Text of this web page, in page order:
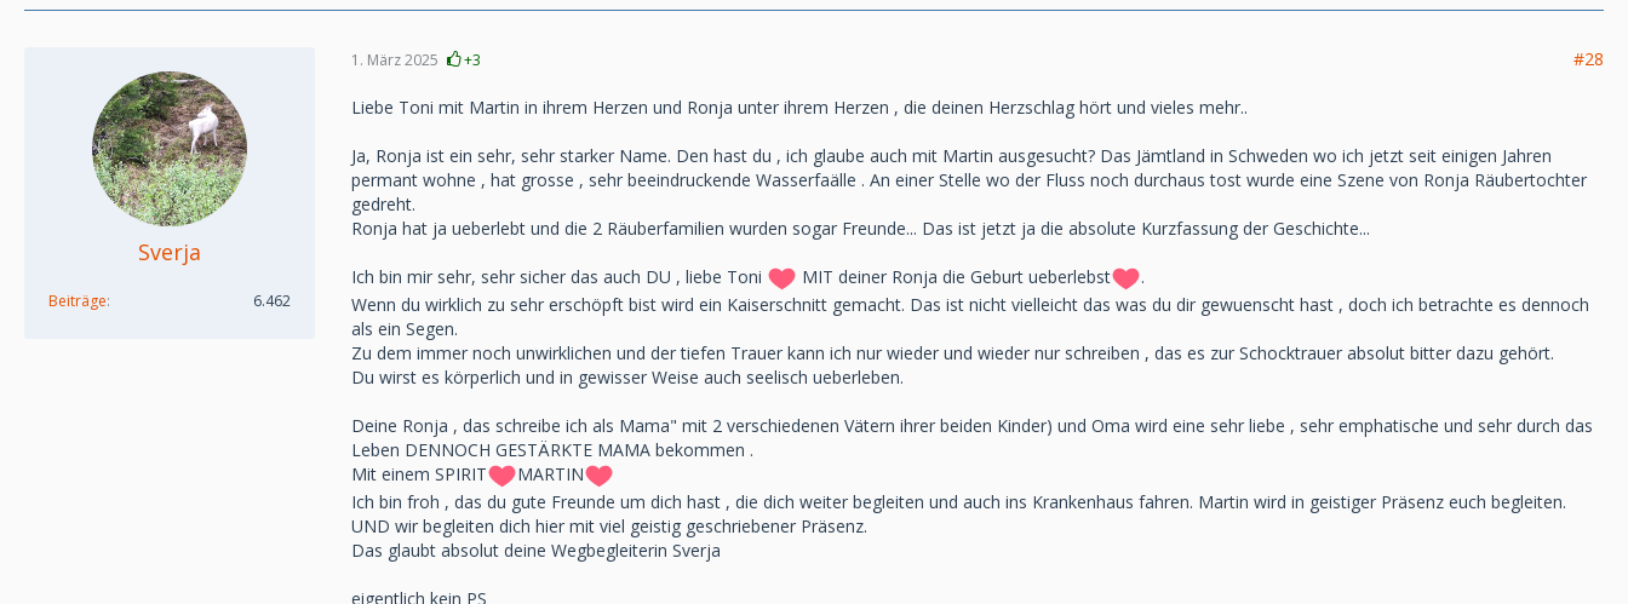
Sverja
Beiträge 6.462
1. März 2025 +3 #28
Liebe Toni mit Martin in ihrem Herzen und Ronja unter ihrem Herzen , die deinen Herzschlag hört und vieles mehr..
Ja, Ronja ist ein sehr, sehr starker Name. Den hast du , ich glaube auch mit Martin ausgesucht? Das Jämtland in Schweden wo ich jetzt seit einigen Jahren
permant wohne , hat grosse , sehr beeindruckende Wasserfaälle . An einer Stelle wo der Fluss noch durchaus tost wurde eine Szene von Ronja Räubertochter
gedreht.
Ronja hat ja ueberlebt und die 2 Räuberfamilien wurden sogar Freunde... Das ist jetzt ja die absolute Kurzfassung der Geschichte...
Ich bin mir sehr, sehr sicher das auch DU , liebe Toni MIT deiner Ronja die Geburt ueberlebst
.
Wenn du wirklich zu sehr erschöpft bist wird ein Kaiserschnitt gemacht. Das ist nicht vielleicht das was du dir gewuenscht hast , doch ich betrachte es dennoch
als ein Segen.
Zu dem immer noch unwirklichen und der tiefen Trauer kann ich nur wieder und wieder nur schreiben , das es zur Schocktrauer absolut bitter dazu gehört.
Du wirst es körperlich und in gewisser Weise auch seelisch ueberleben.
Deine Ronja , das schreibe ich als Mama" mit 2 verschiedenen Vätern ihrer beiden Kinder) und Oma wird eine sehr liebe , sehr emphatische und sehr durch das
Leben DENNOCH GESTÄRKTE MAMA bekommen .
Mit einem SPIRIT
MARTIN
Ich bin froh , das du gute Freunde um dich hast , die dich weiter begleiten und auch ins Krankenhaus fahren. Martin wird in geistiger Präsenz euch begleiten.
UND wir begleiten dich hier mit viel geistig geschriebener Präsenz.
Das glaubt absolut deine Wegbegleiterin Sverja
eigentlich kein PS